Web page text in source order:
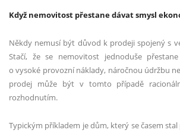
Když nemovitost přestane dávat smysl
Někdy nemusí být důvod k prodeji spojený s
Stačí, že se nemovitost jednoduše
o vysoké provozní náklady, náročnou údržbu
prodej může být v tomto případě
rozhodnutím.
Typickým příkladem je dům, který se časem